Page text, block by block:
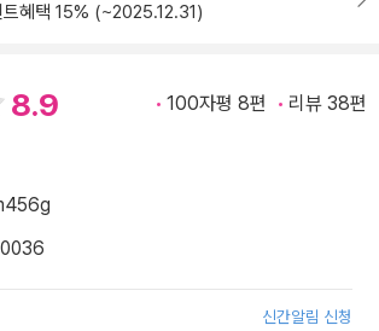
혜택 15% (~2025.12.31)
8.9 100자평 8편 리뷰 38편
456g
신간알림 신청